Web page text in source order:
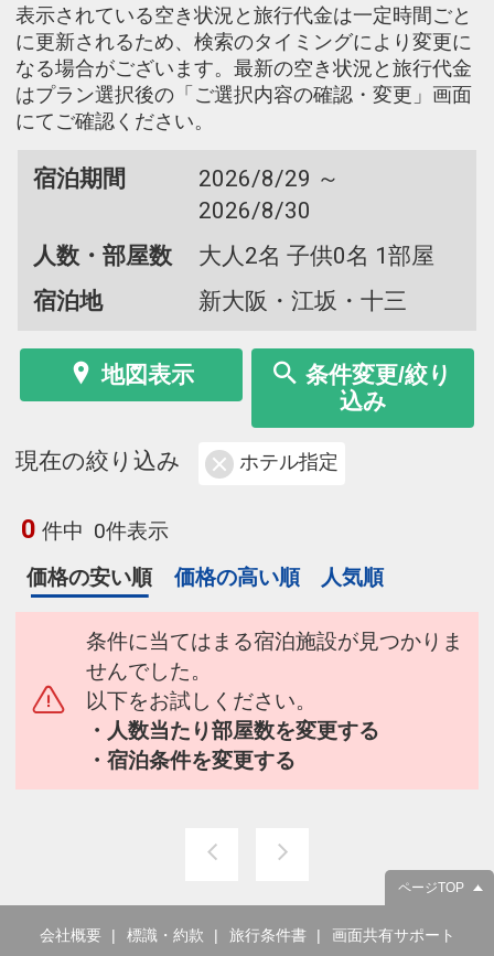
表示されている空き状況と旅行代金は一定時間ごと
に更新されるため、検索のタイミングにより変更に
なる場合がございます。最新の空き状況と旅行代金
はプラン選択後の「ご選択内容の確認・変更」画面
にてご確認ください。
宿泊期間
2026/8/29 ～
2026/8/30
人数・部屋数
大人2名 子供0名 1部屋
宿泊地
新大阪・江坂・十三
地図表示
条件変更/絞り
込み
現在の絞り込み ホテル指定
0 件中 0件表示
価格の安い順
価格の高い順 人気順
条件に当てはまる宿泊施設が見つかりま
せんでした。
以下をお試しください。
・人数当たり部屋数を変更する
・宿泊条件を変更する
ページTOP
会社概要 標識・約款 旅行条件書 画面共有サポート